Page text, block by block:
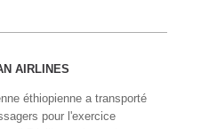
AIRLINES
éthiopienne a transporté
pour l'exercice